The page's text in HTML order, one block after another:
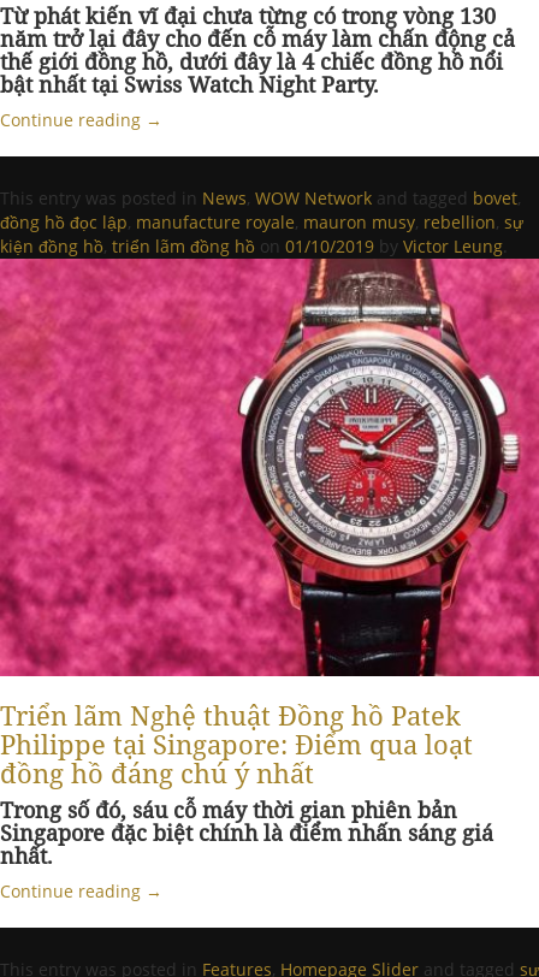
Từ phát kiến vĩ đại chưa từng có trong vòng 130
năm trở lại đây cho đến cỗ máy làm chấn động cả
thế giới đồng hồ, dưới đây là 4 chiếc đồng hồ nổi
bật nhất tại Swiss Watch Night Party.
Continue reading →
This entry was posted in News, WOW Network and tagged bovet,
đồng hồ đọc lập, manufacture royale, mauron musy, rebellion, sự
kiện đồng hồ, triển lãm đồng hồ on 01/10/2019 by Victor Leung.
Triển lãm Nghệ thuật Đồng hồ Patek
Philippe tại Singapore: Điểm qua loạt
đồng hồ đáng chú ý nhất
Trong số đó, sáu cỗ máy thời gian phiên bản
Singapore đặc biệt chính là điểm nhấn sáng giá
nhất.
Continue reading →
This entry was posted in Features, Homepage Slider and tagged sự